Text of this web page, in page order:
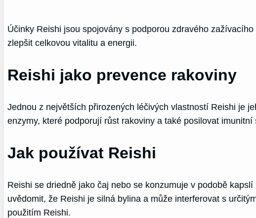
Účinky Reishi jsou spojovány s podporou zdravého
zlepšit celkovou vitalitu a energii.
Reishi jako prevence rakoviny
Jednou z největších přirozených léčivých vlastností Reishi je
enzymy, které podporují růst rakoviny a také posilovat
Jak používat Reishi
Reishi se driedně jako čaj nebo se konzumuje v podobě
uvědomit, že Reishi je silná bylina a může interferovat s
použitím Reishi.